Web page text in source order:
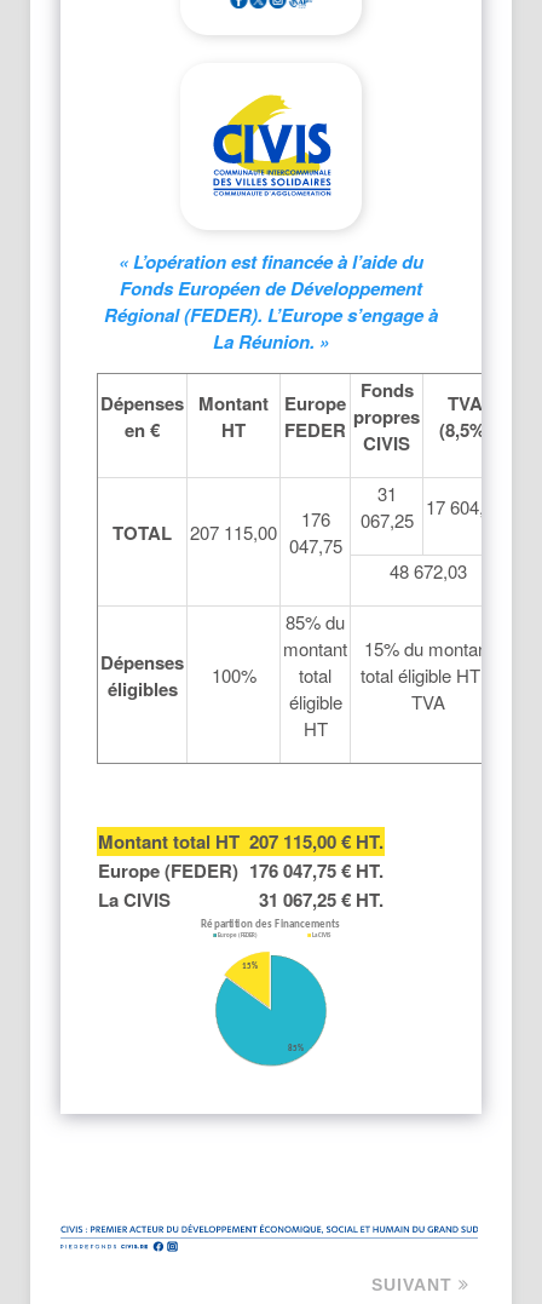
« L’opération est financée à l’aide du
Fonds Européen de Développement
Régional (FEDER). L’Europe s’engage à
La Réunion. »
Dépenses
en €
Montant
HT
Europe
FEDER
Fonds
propres
CIVIS
TVA
(8,5%)
TOTAL 207 115,00
176
047,75
31
067,25
17 604,78
48 672,03
Dépenses
éligibles
100%
85% du
montant
total
éligible
HT
15% du montant
total éligible HT +
TVA
Montant total HT 207 115,00 € HT.
Europe (FEDER) 176 047,75 € HT.
La CIVIS
31 067,25 € HT.
SUIVANT